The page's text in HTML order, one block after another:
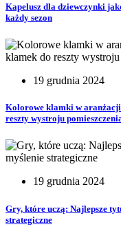
Kapelusz dla dziewczynki
każdy sezon
19 grudnia 2024
Kolorowe klamki w
reszty wystroju
19 grudnia 2024
Gry, które uczą: Najlepsze
strategiczne